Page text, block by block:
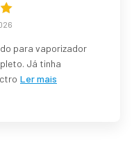
para vaporizador
Já tinha
Ler mais